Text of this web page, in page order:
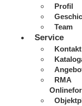
Profil
Team
Service
Kontakt
RMA